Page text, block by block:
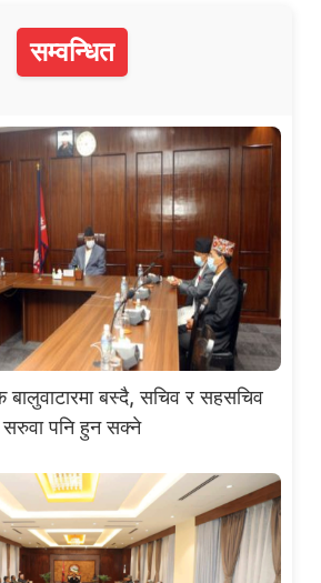
सम्वन्धित
बालुवाटारमा बस्दै, सचिव र सहसचिव
सरुवा पनि हुन सक्ने